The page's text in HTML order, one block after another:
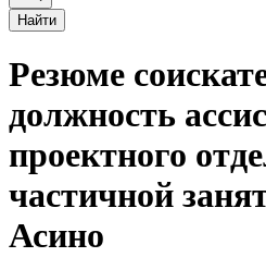
Найти
Резюме
должность
проектного
частичной
Асино